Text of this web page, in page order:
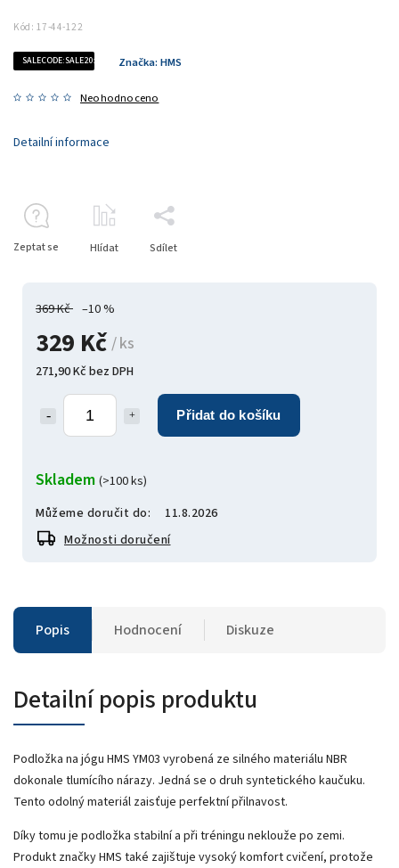
Kód: 17-44-122
SALECODE:SALE20:20:%
Neohodnoceno
Značka: HMS
369 Kč –10 %
329 Kč / ks
271,90 Kč bez DPH
Přidat do košíku
Skladem (>100 ks)
Můžeme doručit do:
11.8.2026
Možnosti doručení
Detailní informace
Zeptat se Hlídat Sdílet
Popis Hodnocení Diskuze
Detailní popis produktu
Podložka na jógu HMS YM03 vyrobená ze silného materiálu NBR
dokonale tlumícího nárazy. Jedná se o druh syntetického kaučuku.
Tento odolný materiál zaisťuje perfektní přilnavost.
Díky tomu je podložka stabilní a při tréningu neklouže po zemi.
Produkt značky HMS také zajištuje vysoký komfort cvičení, protože